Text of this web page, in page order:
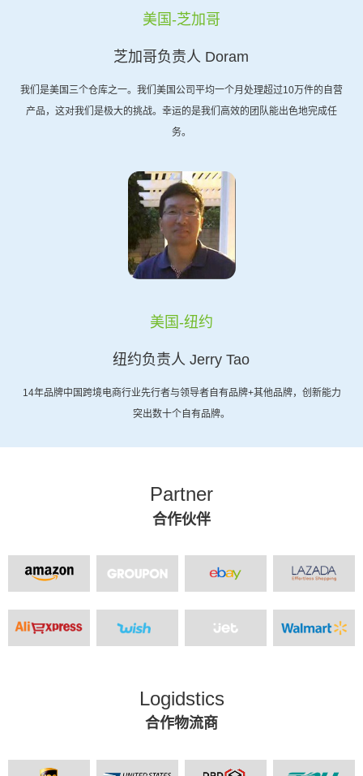
美国-芝加哥
芝加哥负责人 Doram
我们是美国三个仓库之一。我们美国公司平均一个月处理超过10万件的自营
产品，这对我们是极大的挑战。幸运的是我们高效的团队能出色地完成任
务。
美国-纽约
纽约负责人 Jerry Tao
14年品牌中国跨境电商行业先行者与领导者自有品牌+其他品牌，创新能力
突出数十个自有品牌。
Partner
合作伙伴
Logidstics
合作物流商